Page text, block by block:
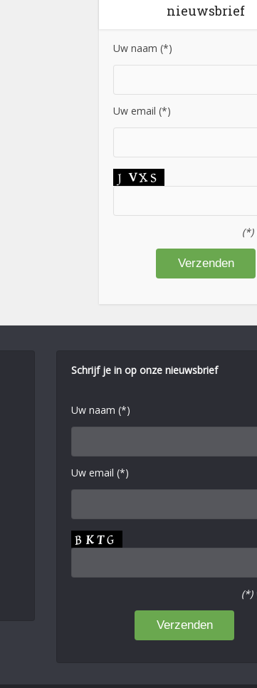
nieuwsbrief
Uw naam (*)
Uw email (*)
(*)
Schrijf je in op onze nieuwsbrief
Uw naam (*)
Uw email (*)
(*)